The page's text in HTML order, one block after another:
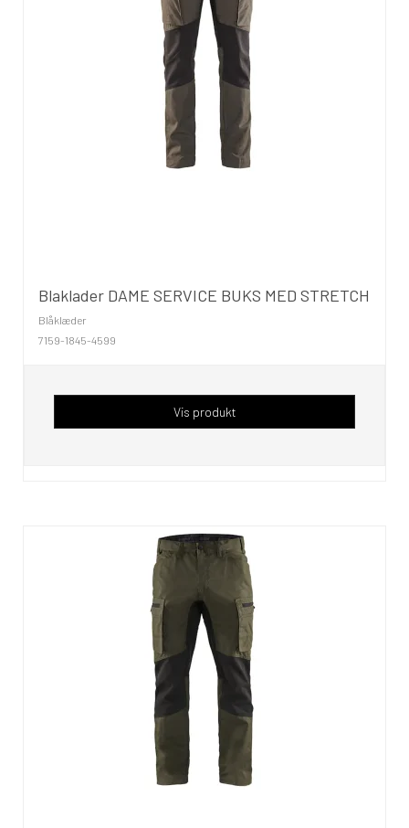
Blaklader DAME SERVICE BUKS MED STRETCH
Blåklæder
7159-1845-4599
Vis produkt